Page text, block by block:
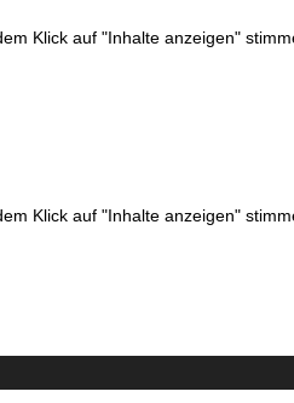
Klick auf "Inhalte anzeigen"
Klick auf "Inhalte anzeigen"